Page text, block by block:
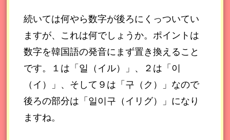
続いては何やら数字が後ろにくっついてい
ますが、これは何でしょうか。ポイントは
数字を韓国語の発音にまず置き換えること
です。１は「일（イル）」、２は「이
（イ）」、そして９は「구（ク）」なので
後ろの部分は「일이구（イリグ）」になり
ますね。